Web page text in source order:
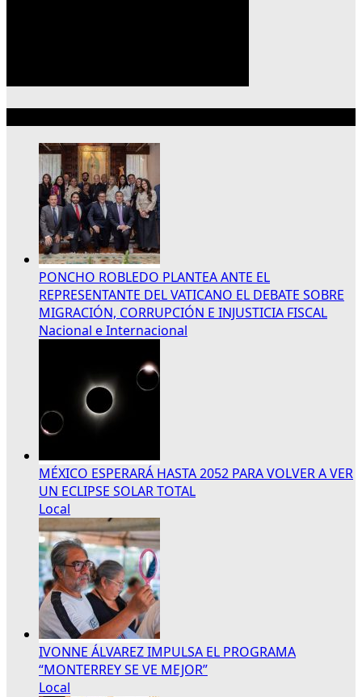
PONCHO ROBLEDO PLANTEA ANTE EL
REPRESENTANTE DEL VATICANO EL DEBATE SOBRE
MIGRACIÓN, CORRUPCIÓN E INJUSTICIA FISCAL
Nacional e Internacional
MÉXICO ESPERARÁ HASTA 2052 PARA VOLVER A VER
UN ECLIPSE SOLAR TOTAL
Local
IVONNE ÁLVAREZ IMPULSA EL PROGRAMA
“MONTERREY SE VE MEJOR”
Local